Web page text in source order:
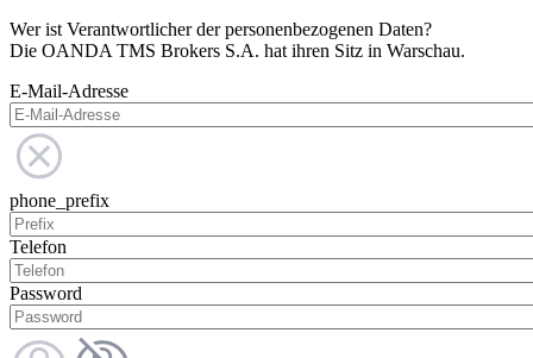
Wer ist Verantwortlicher der personenbezogenen Daten?
Die OANDA TMS Brokers S.A. hat ihren Sitz in Warschau.
E-Mail-Adresse
phone_prefix
Telefon
Password